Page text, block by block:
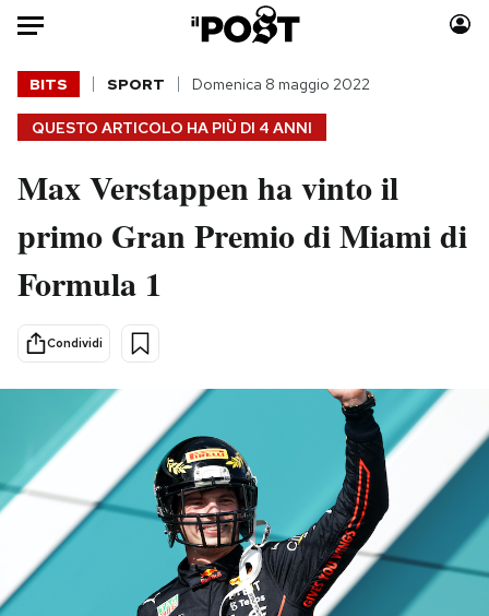
Auto
HOME
Italia
Politica
Tecnologia
Scienza
Economia
Sport
Moda
Consumismi
Altrecose
Mondiali calcio 2026
PODCAST
NEWSLETTER
QUESTO ARTICOLO HA PIÙ DI 4 ANNI
BITS SPORT Domenica 8 maggio 2022
Max Verstappen ha vinto il
primo Gran Premio di Miami di
Formula 1
Condividi